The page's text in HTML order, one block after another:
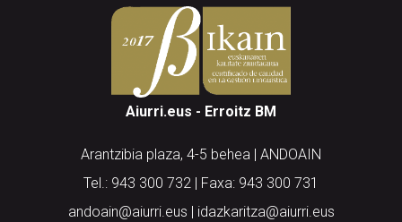
Aiurri.eus - Erroitz BM
Arantzibia plaza, 4-5 behea | ANDOAIN
Tel.: 943 300 732 | Faxa: 943 300 731
andoain@aiurri.eus | idazkaritza@aiurri.eus